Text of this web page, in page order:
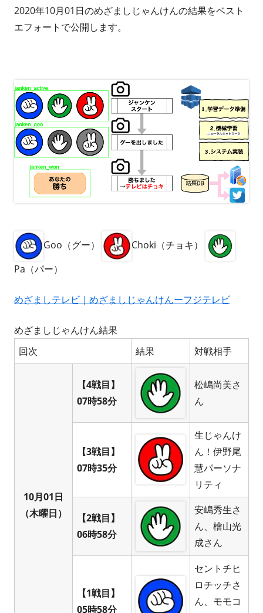
2020年10月01日のめざましじゃんけんの結果をベスト
エフォートで公開します。
Goo（グー）
Choki（チョキ）
Pa（パー）
めざましテレビ｜めざましじゃんけんーフジテレビ
めざましじゃんけん結果
回次
結果 対戦相手
10月01日
（木曜日）
【4戦目】
07時58分
松嶋尚美さ
ん
【3戦目】
07時35分
生じゃんけ
ん！伊野尾
慧パーソナ
リティ
【2戦目】
06時58分
安嶋秀生さ
ん、檜山光
成さん
【1戦目】
05時58分
セントチヒ
ロチッチさ
ん、モモコ